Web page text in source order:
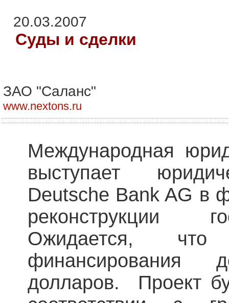
20.03.2007
Суды и сделки
ЗАО "Саланс"
www.nextons.ru
Международная
выступает
Deutsche Bank AG в
реконструкции
Ожидается,
финансирования
долларов. Проект